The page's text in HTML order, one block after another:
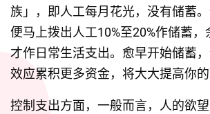
族」，即人工每月花光，没有储蓄
便马上拨出人工10%至20%作储蓄，
才作日常生活支出。愈早开始储蓄
效应累积更多资金，将大大提高你的
控制支出方面，一般而言，人的欲